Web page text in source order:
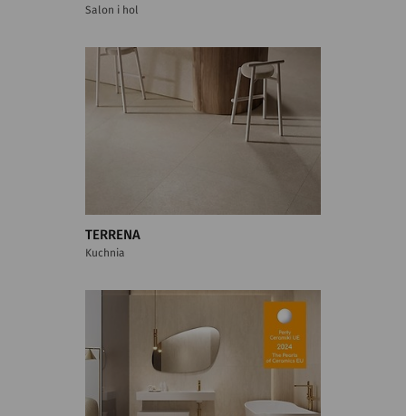
Salon i hol
TERRENA
Kuchnia